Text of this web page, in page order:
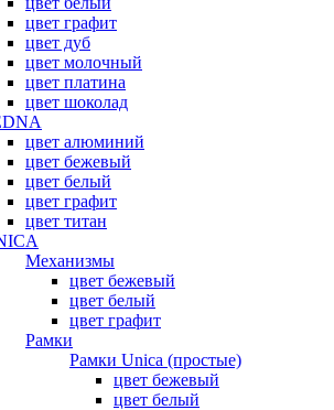
цвет графит
цвет дуб
цвет молочный
цвет платина
цвет шоколад
цвет алюминий
цвет бежевый
цвет белый
цвет графит
цвет титан
Механизмы
цвет бежевый
цвет белый
цвет графит
Рамки
Рамки Unica (простые)
цвет бежевый
цвет белый